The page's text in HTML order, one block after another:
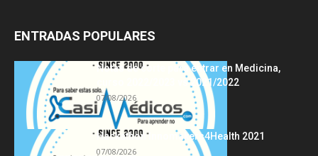
ENTRADAS POPULARES
Notas de corte para entrar en Medicina,
curso 2022/2023 vs 2021/2022
07/08/2026
Hackathon Innomakers4Health 2021
07/08/2026